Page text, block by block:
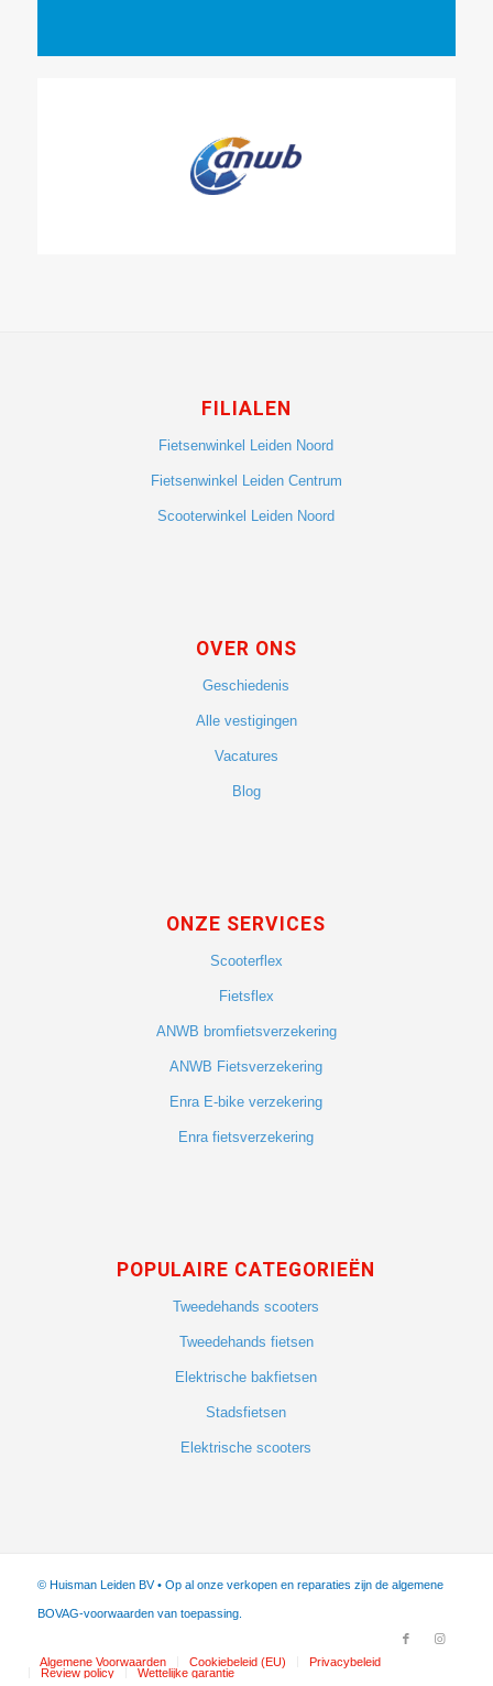
FILIALEN
Fietsenwinkel Leiden Noord
Fietsenwinkel Leiden Centrum
Scooterwinkel Leiden Noord
OVER ONS
Geschiedenis
Alle vestigingen
Vacatures
Blog
ONZE SERVICES
Scooterflex
Fietsflex
ANWB bromfietsverzekering
ANWB Fietsverzekering
Enra E-bike verzekering
Enra fietsverzekering
POPULAIRE CATEGORIEËN
Tweedehands scooters
Tweedehands fietsen
Elektrische bakfietsen
Stadsfietsen
Elektrische scooters
© Huisman Leiden BV • Op al onze verkopen en reparaties zijn de algemene
BOVAG-voorwaarden van toepassing.
Algemene Voorwaarden Cookiebeleid (EU)
Privacybeleid
Review policy
Wettelijke garantie